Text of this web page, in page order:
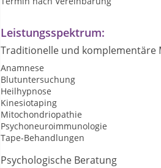
Leistungsspektrum:
Traditionelle und komplementäre
Anamnese
Blutuntersuchung
Heilhypnose
Kinesiotaping
Mitochondriopathie
Psychoneuroimmunologie
Tape-Behandlungen
Psychologische Beratung